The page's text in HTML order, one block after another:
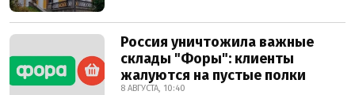
Россия уничтожила важные
склады "Форы": клиенты
жалуются на пустые полки
8 АВГУСТА, 10:40